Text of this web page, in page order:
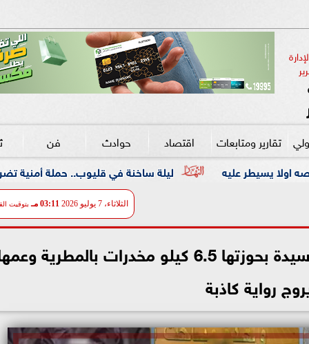
تقارير ومتابعات اقتصاد حوادث فن
ليلة ساخنة في قليوب.. حملة أمنية تضرب معاقل الخارجين
الثلاثاء، 7 يوليو 2026 03:11 مـ بتوقيت
الداخلية تكشف الحقيقة.. ضبط سيدة بحوزتها 6.5 كيلو مخدرات بالمطرية
رواية كاذبة